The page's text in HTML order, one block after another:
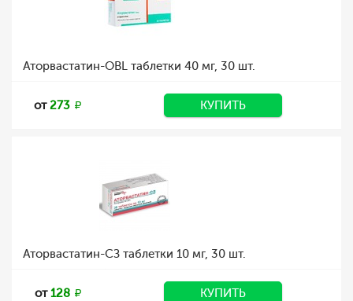
Аторвастатин-OBL таблетки 40 мг, 30 шт.
от273 КУПИТЬ
Аторвастатин-СЗ таблетки 10 мг, 30 шт.
от128 КУПИТЬ